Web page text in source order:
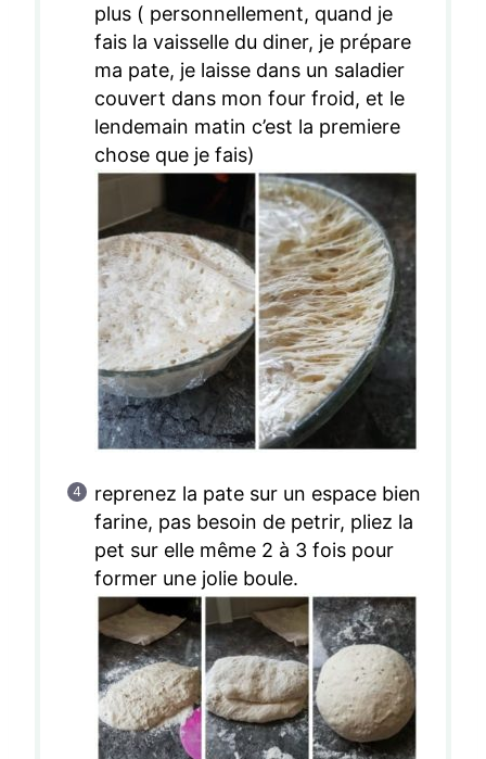
plus ( personnellement, quand je
fais la vaisselle du diner, je prépare
ma pate, je laisse dans un saladier
couvert dans mon four froid, et le
lendemain matin c’est la premiere
chose que je fais)
reprenez la pate sur un espace bien
farine, pas besoin de petrir, pliez la
pet sur elle même 2 à 3 fois pour
former une jolie boule.